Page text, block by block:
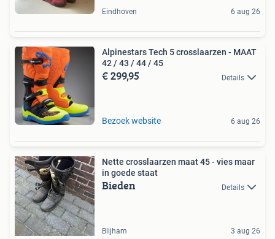
Eindhoven 6 aug 26
Alpinestars Tech 5 crosslaarzen - MAAT
42 / 43 / 44 / 45
€ 299,95 Details
Bezoek website 6 aug 26
Nette crosslaarzen maat 45 - vies maar
in goede staat
Bieden Details
Blijham 3 aug 26